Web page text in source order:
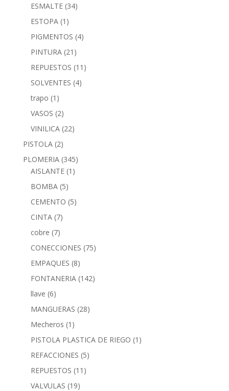
ESMALTE (34)
ESTOPA (1)
PIGMENTOS (4)
PINTURA (21)
REPUESTOS (11)
SOLVENTES (4)
trapo (1)
VASOS (2)
VINILICA (22)
PISTOLA (2)
PLOMERIA (345)
AISLANTE (1)
BOMBA (5)
CEMENTO (5)
CINTA (7)
cobre (7)
CONECCIONES (75)
EMPAQUES (8)
FONTANERIA (142)
llave (6)
MANGUERAS (28)
Mecheros (1)
PISTOLA PLASTICA DE RIEGO (1)
REFACCIONES (5)
REPUESTOS (11)
VALVULAS (19)